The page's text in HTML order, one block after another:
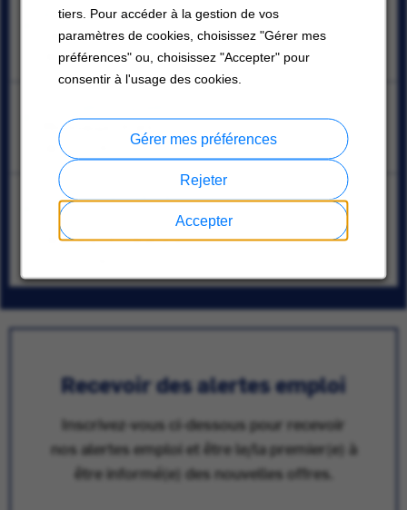
tiers. Pour accéder à la gestion de vos
paramètres de cookies, choisissez "Gérer mes
préférences" ou, choisissez "Accepter" pour
consentir à l'usage des cookies.
Accepter
Rejeter
Gérer mes préférences
Area Sales Manager - Boston Equipment
Canton, Massachusetts; Billerica, Massachusetts
08/07/2026
Mississauga, Ontario
08/07/2026
Commercial HVAC Apprentice Service Technician –
Union
Oklahoma City, Oklahoma
Recevoir des alertes emploi
Inscrivez-vous ci-dessous pour recevoir
nos alertes emploi et être le/la premier(e) à
être informé(e) des nouvelles offres.